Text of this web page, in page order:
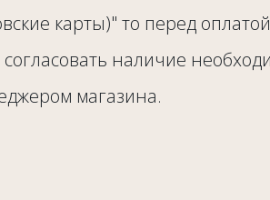
карты)" то перед оплатой
наличие
магазина.